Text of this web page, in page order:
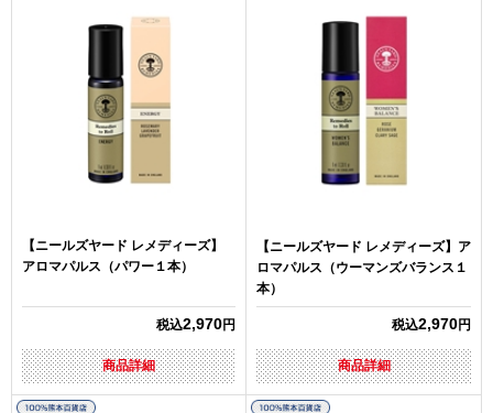
【ニールズヤード レメディーズ】
アロマパルス（パワー１本）
税込2,970円
商品詳細
【ニールズヤード レメディーズ】ア
ロマパルス（ウーマンズバランス１
本）
税込2,970円
商品詳細